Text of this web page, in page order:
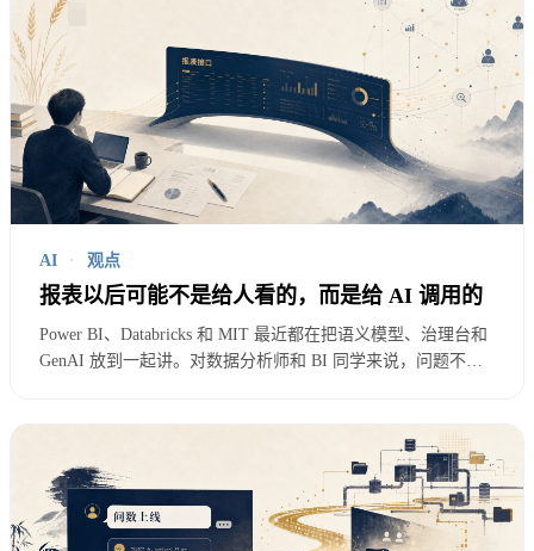
语义层不是一个时髦词，它的作用很朴素：把业务词
和数据资产对应起来。收入是什么指标，新客是什么
人群，华东是什么区域口径，订单表和支付表怎么关
联，哪些字段可以被外部查询，哪些指标必须使用统
一口径。
没有语义层，AI 只是会写 SQL 的实习生，而且是一
个非常自信的实习生。
AI · 观点
报表以后可能不是给人看的，而是给 AI 调用的
Power BI、Databricks 和 MIT 最近都在把语义模型、治理台和
GenAI 放到一起讲。对数据分析师和 BI 同学来说，问题不只